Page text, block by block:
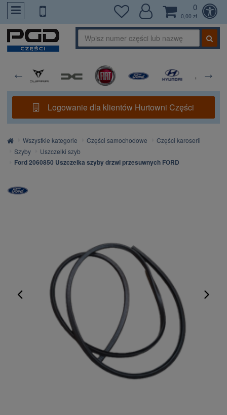
PrzejdzDoTresci
0
0,00 zł
Logowanie dla klientów Hurtowni Części
Strona
główna
Wszystkie kategorie Części samochodowe
Części karoserii
Szyby
Uszczelki szyb
Ford 2060850 Uszczelka szyby drzwi przesuwnych FORD